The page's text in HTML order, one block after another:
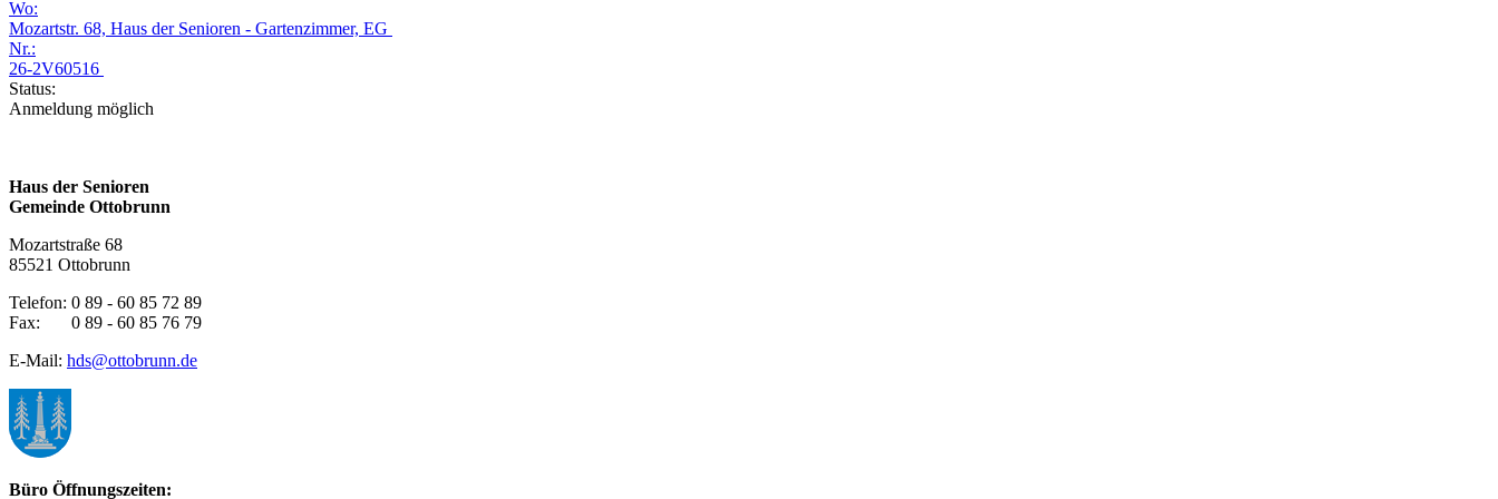
Wo:
Mozartstr. 68, Haus der Senioren - Gartenzimmer, EG
Nr.:
26-2V60516
Status:
Anmeldung möglich
Haus der Senioren
Gemeinde Ottobrunn
Mozartstraße 68
85521 Ottobrunn
Telefon: 0 89 - 60 85 72 89
Fax: 0 89 - 60 85 76 79
E-Mail: hds@ottobrunn.de
Büro Öffnungszeiten: